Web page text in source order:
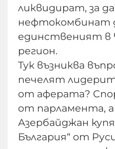
ликвидират, за
нефтокомбинат
единственият в
регион.
Тук възниква
печелят
от аферата?
от парламента,
Азербайджан
България“ от